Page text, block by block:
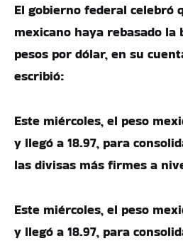
El gobierno federal celebró
mexicano haya rebasado la
pesos por dólar, en su
escribió:
Este miércoles, el peso
y llegó a 18.97, para
las divisas más firmes a
Este miércoles, el peso
y llegó a 18.97, para